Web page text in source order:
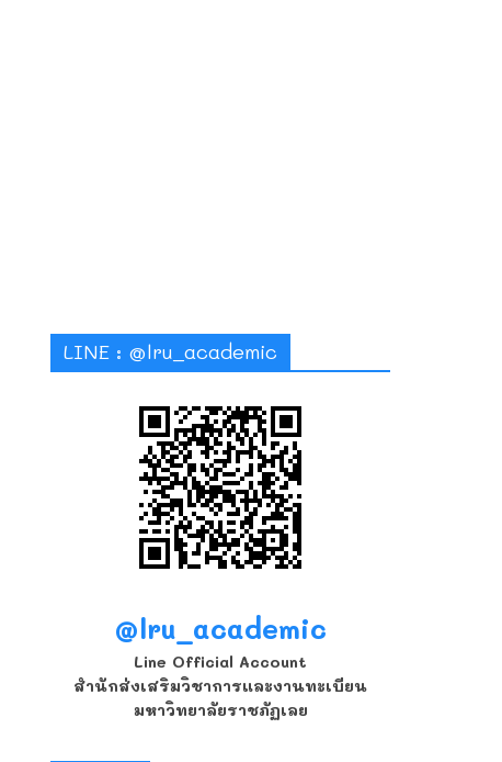
LINE : @lru_academic
@lru_academic
Line Official Account
สำนักส่งเสริมวิชาการและงานทะเบียน
มหาวิทยาลัยราชภัฏเลย